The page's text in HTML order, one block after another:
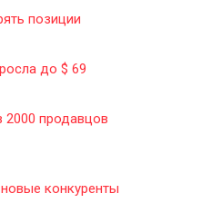
позиции
до $ 69
2000 продавцов
конкуренты